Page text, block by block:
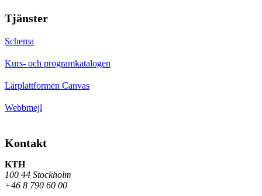
Tjänster
Schema
Kurs- och programkatalogen
Lärplattformen Canvas
Webbmejl
Kontakt
KTH
100 44 Stockholm
+46 8 790 60 00